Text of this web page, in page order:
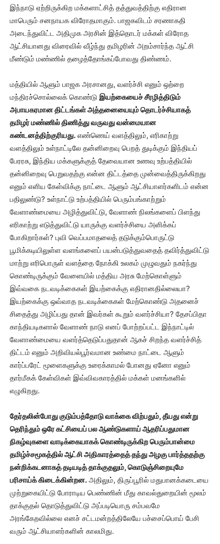
இந்நாடு ஏற்றிருக்கிற மக்களாட்சித் தத்துவத்திற்கு எதிரான
மாபெரும் சனநாயக விரோதமாகும். பாஜகவிடம் சரணாகதி
அடைந்துவிட்ட அதிமுக அரசின் இத்தொடர் மக்கள் விரோத
ஆட்சியானது விரைவில் வீழ்ந்து தமிழரின் அறம்சார்ந்த ஆட்சி
மீண்டும் மண்ணில் தழைத்தோங்கப்போவது திண்ணம்.
மத்தியில் ஆளும் பாஜக அரசானது, வளர்ச்சி எனும் ஒற்றை
மந்திரச்சொல்லைக் கொண்டு இயற்கையைச் சீரழித்திடும்
அபாயகரமான திட்டங்கள் அத்தனையையும் தொடர்ச்சியாகத்
தமிழர் மண்ணில் திணித்து வருவது வன்மையான
கண்டனத்திற்குரியது. எண்ணெய் வளத்திலும், எரிகாற்று
வளத்திலும் உள்நாட்டிலே தன்னிறைவு பெறத் துடிக்கும் இந்தியப்
பேரரசு, இந்திய மக்களுக்குத் தேவையான உணவு உற்பத்தியில்
தன்னிறைவு பெறுவதற்கு என்ன திட்டத்தை முன்வைத்திருக்கிறது
எனும் எளிய கேள்விக்கு நாட்டை ஆளும் ஆட்சியாளர்களிடம் என்ன
பதிலுண்டு? உள்நாட்டு உற்பத்தியில் பெரும்பங்காற்றும்
வேளாண்மையை அழித்துவிட்டு, வேளாண் நிலங்களைப் பிளந்து
எரிகாற்று எடுத்துவிட்டு யாருக்கு வளர்ச்சியை அளிக்கப்
போகிறார்கள்? புவி வெப்பமாதலைத் தடுக்கும்பொருட்டு
பூமிக்கடியிலுள்ள வளங்களைப் பயன்படுத்துவதைத் தவிர்த்துவிட்டு
மாற்று எரிபொருள் வளத்தை நோக்கி உலகம் முழுவதும் நகர்ந்து
கொண்டிருக்கும் வேளையில் மத்திய அரசு மேற்கொள்ளும்
இவ்வகை நடவடிக்கைகள் இயற்கைக்கு எதிரானதில்லையா?
இயற்கைக்கு ஒவ்வாத நடவடிக்கைகள் மேற்கொண்டு அதனைச்
சிதைத்து அழிப்பது தான் இவர்கள் கூறும் வளர்ச்சியா? தேசப்பிதா
காந்தியடிகளால் வேளாண் நாடு எனப் போற்றப்பட்ட இந்நாட்டில்
வேளாண்மையை வளர்த்தெடுப்பதுதான் ஆகச் சிறந்த வளர்ச்சித்
திட்டம் எனும் அறிவியல்பூர்வமான உண்மை நாட்டை ஆளும்
கார்ப்பரேட் மூளைகளுக்கு உரைக்காமல் போனது ஏனோ எனும்
தார்மீகக் கேள்விகள் இவ்விவகாரத்தில் மக்கள் மனங்களில்
எழுகிறது.
தேர்தலின்போது குடும்பத்தோடு வாக்கை விற்பதும், தீயது என்று
தெரிந்தும் ஒரே கட்சியைப் பல ஆண்டுகளாய் ஆதரிப்பதுமான
நிகழ்வுகளை வாடிக்கையாகக் கொண்டிருக்கிற பெரும்பான்மை
தமிழ்ச்சமூகத்தில் ஆட்சி அதிகாரத்தைத் தந்து அழகு பார்த்ததற்கு
நன்றிக்கடனாகத் தடியடித் தாக்குதலும், கொடுஞ்சிறையுமே
பரிசாய்க் கிடைக்கின்றன. அதிலும், திருப்பூரில் மதுபானக்கடையை
முற்றுகையிட்டு போராடிய பெண்ணின் மீது காவல்துறையின் மூலம்
தாக்குதல் தொடுத்துவிட்டு அப்படியொரு சம்பவமே
அரங்கேறவில்லை எனச் சட்டமன்றத்திலேயே பச்சைப்பொய் பேசி
வரும் ஆட்சியாளர்களின் காலமிது.